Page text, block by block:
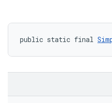
public static final